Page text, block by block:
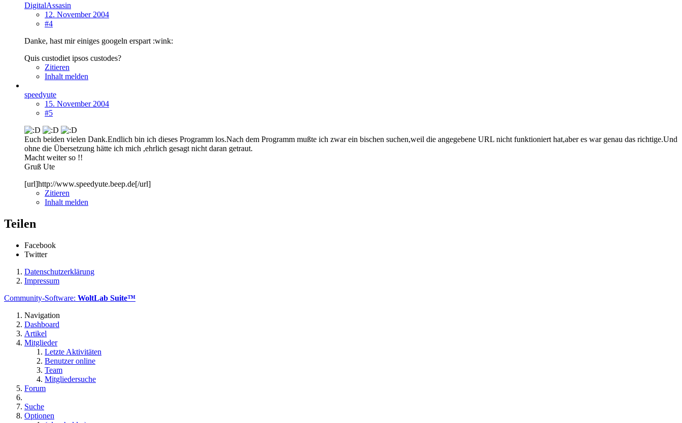
DigitalAssasin
12. November 2004
#4
Danke, hast mir einiges googeln erspart :wink:
Quis custodiet ipsos custodes?
Zitieren
Inhalt melden
speedyute
15. November 2004
#5
Euch beiden vielen Dank.Endlich bin ich dieses Programm los.Nach dem Programm mußte ich zwar ein bischen suchen,weil die angegebene URL nicht funktioniert hat,aber es war genau das richtige.Und
ohne die Übersetzung hätte ich mich ,ehrlich gesagt nicht daran getraut.
Macht weiter so !!
Gruß Ute
[url]http://www.speedyute.beep.de[/url]
Zitieren
Inhalt melden
Teilen
Facebook
Twitter
Datenschutzerklärung
Impressum
Community-Software: WoltLab Suite™
Navigation
Dashboard
Artikel
Mitglieder
Letzte Aktivitäten
Benutzer online
Team
Mitgliedersuche
Forum
Suche
Optionen